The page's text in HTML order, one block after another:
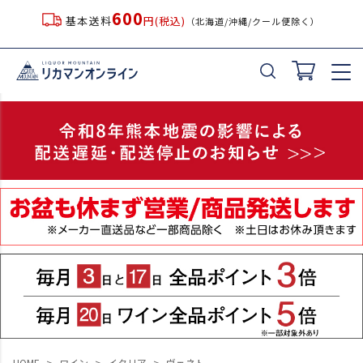
基本送料600円(税込) （北海道/沖縄/クール便除く）